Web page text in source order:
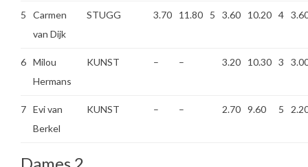
5
Carmen
van Dijk
STUGG 3.70 11.80 5 3.60 10.20 4
6 Milou
Hermans
KUNST – – 3.20 10.30 3
7 Evi van
Berkel
KUNST – – 2.70 9.60 5